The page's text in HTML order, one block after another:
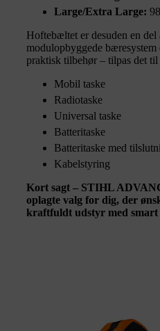
Large/Extra Large:
Hoftebæltet er desuden en
modulopbyggede
praktisk tilbehør – tilpas det til
Mobil taske
Radiotaske
Universal taske
Batteritaske
Batteritaske med
Kabelstyring
Kort sagt – STIHL
oplagte valg for dig, der
kraftfuldt udstyr med